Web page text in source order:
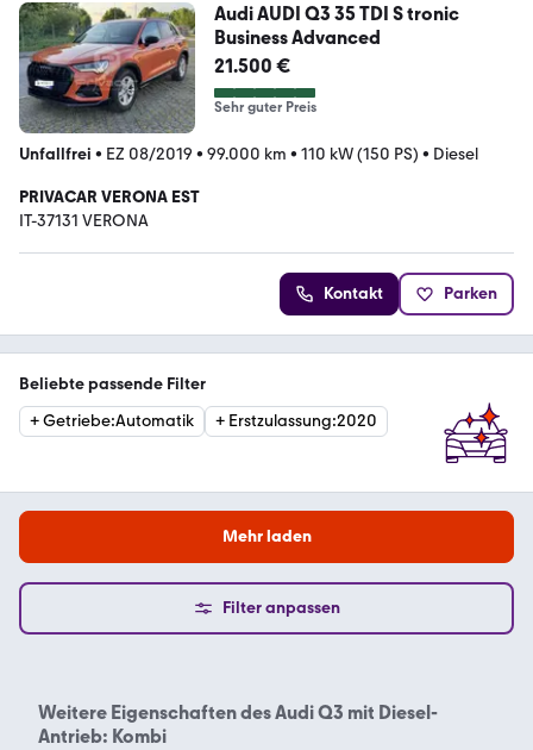
Audi AUDI Q3 35 TDI S tronic
Business Advanced
21.500 €
Sehr guter Preis
Unfallfrei • EZ 08/2019 • 99.000 km • 110 kW (150 PS) • Diesel
PRIVACAR VERONA EST
IT-37131 VERONA
Kontakt Parken
Beliebte passende Filter
+Getriebe:Automatik + Erstzulassung:2020
Mehr laden
Filter anpassen
Weitere Eigenschaften desAudi Q3 mit Diesel-
Antrieb: Kombi